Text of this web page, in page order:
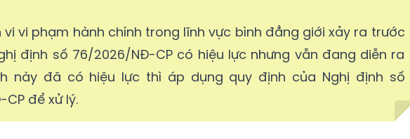
vi vi phạm hành chính trong lĩnh vực bình đẳng giới xảy ra trước
định số 76/2026/NĐ-CP có hiệu lực nhưng vẫn đang diễn ra
này đã có hiệu lực thì áp dụng quy định của Nghị định số
để xử lý.